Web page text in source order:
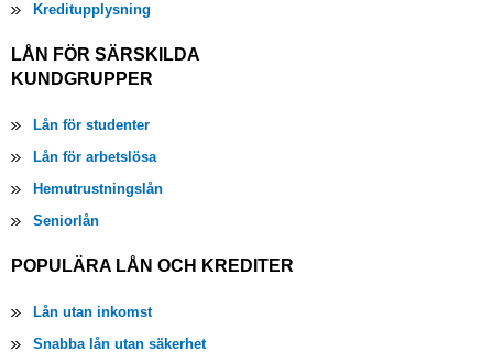
Kreditupplysning
LÅN FÖR SÄRSKILDA
KUNDGRUPPER
Lån för studenter
Lån för arbetslösa
Hemutrustningslån
Seniorlån
POPULÄRA LÅN OCH KREDITER
Lån utan inkomst
Snabba lån utan säkerhet